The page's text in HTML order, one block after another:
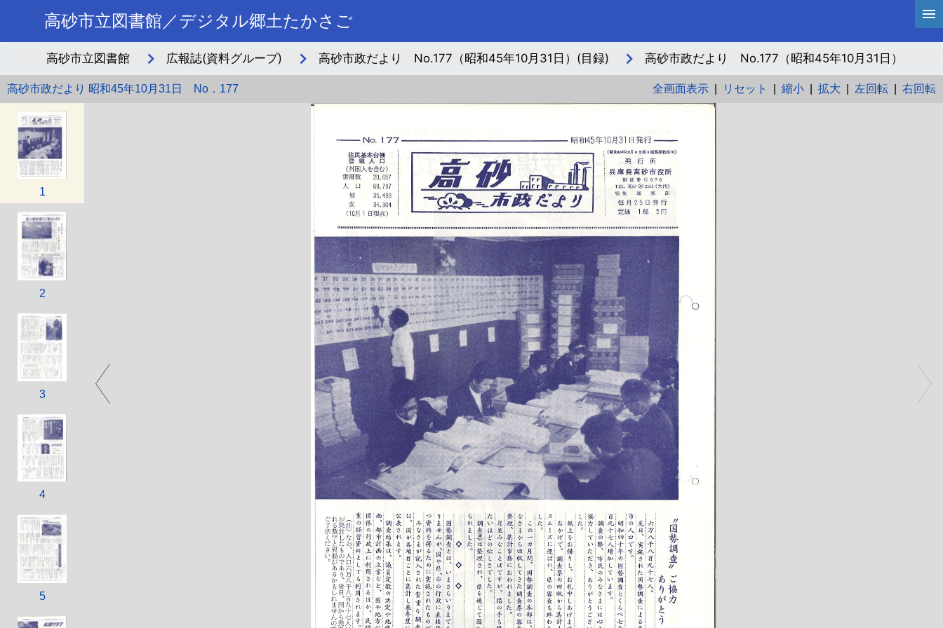
高砂市立図書館／デジタル郷土たかさご
高砂市立図書館 広報誌(資料グループ) 高砂市政だより No.177（昭和45年10月31日）(目録) 高砂市政だより No.177（昭和45年10月31日）